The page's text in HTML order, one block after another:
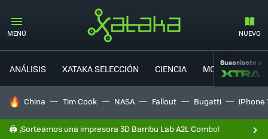
MENÚ NUEVO
ANÁLISIS XATAKA SELECCIÓN CIENCIA MOVILIDAD
Suscríbete a
HOY SE HABLA DE
China Tim Cook NASA Fallout Bugatti iPhone
🖨️ ¡Sorteamos una impresora 3D Bambu Lab A2L Combo!